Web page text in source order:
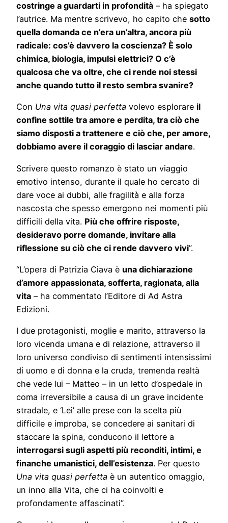
costringe a guardarti in profondità – ha spiegato
l’autrice. Ma mentre scrivevo, ho capito che sotto
quella domanda ce n’era un’altra, ancora più
radicale: cos’è davvero la coscienza? È solo
chimica, biologia, impulsi elettrici? O c’è
qualcosa che va oltre, che ci rende noi stessi
anche quando tutto il resto sembra svanire?
Con Una vita quasi perfetta volevo esplorare il
confine sottile tra amore e perdita, tra ciò che
siamo disposti a trattenere e ciò che, per amore,
dobbiamo avere il coraggio di lasciar andare.
Scrivere questo romanzo è stato un viaggio
emotivo intenso, durante il quale ho cercato di
dare voce ai dubbi, alle fragilità e alla forza
nascosta che spesso emergono nei momenti più
difficili della vita. Più che offrire risposte,
desideravo porre domande, invitare alla
riflessione su ciò che ci rende davvero vivi”.
“L’opera di Patrizia Ciava è una dichiarazione
d’amore appassionata, sofferta, ragionata, alla
vita – ha commentato l’Editore di Ad Astra
Edizioni.
I due protagonisti, moglie e marito, attraverso la
loro vicenda umana e di relazione, attraverso il
loro universo condiviso di sentimenti intensissimi
di uomo e di donna e la cruda, tremenda realtà
che vede lui – Matteo – in un letto d’ospedale in
coma irreversibile a causa di un grave incidente
stradale, e ‘Lei’ alle prese con la scelta più
difficile e improba, se concedere ai sanitari di
staccare la spina, conducono il lettore a
interrogarsi sugli aspetti più reconditi, intimi, e
finanche umanistici, dell’esistenza. Per questo
Una vita quasi perfetta è un autentico omaggio,
un inno alla Vita, che ci ha coinvolti e
profondamente affascinati”.